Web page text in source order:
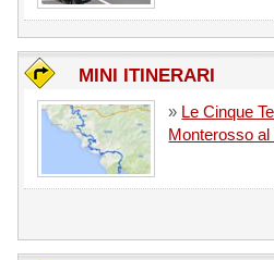
MINI ITINERARI
» Le Cinque
Monterosso al